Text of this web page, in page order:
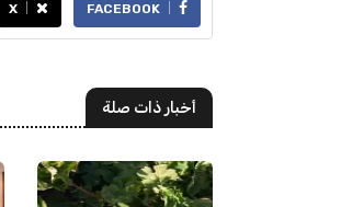
FACEBOOK
X
أخبار ذات صلة